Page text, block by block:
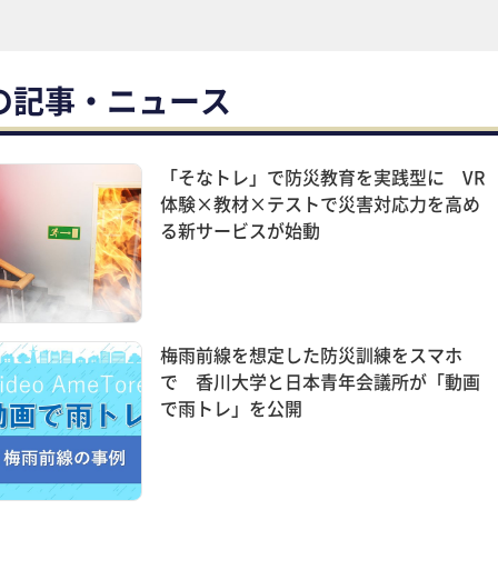
事・ニュース
「そなトレ」で防災教育を実践型に VR
体験×教材×テストで災害対応力を高め
る新サービスが始動
梅雨前線を想定した防災訓練をスマホ
で 香川大学と日本青年会議所が「動画
で雨トレ」を公開